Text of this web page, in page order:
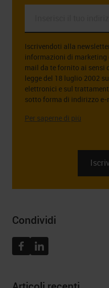
indirizzo
email
*
Iscrivendoti alla
informazioni di marketing
mail da te fornito ai sensi
legge del 18 luglio 2002
elettronici e sul
sotto forma di indirizzo e-
L’amministratore dei dati
sull’amministratore dei
tuoi diritti in relazione al
Condividi
FacebookLinkedin